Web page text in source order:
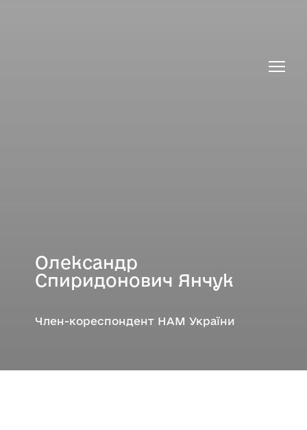
Олександр
Спиридонович Янчук
Член-кореспондент НАМ України